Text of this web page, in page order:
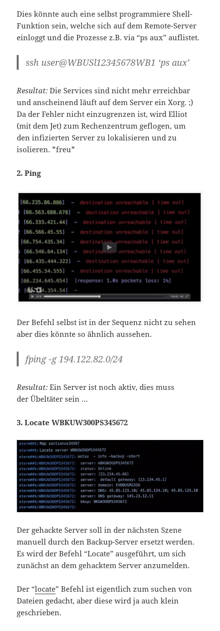
Dies könnte auch eine selbst programmiere Shell-
Funktion sein, welche sich auf dem Remote-Server
einloggt und die Prozesse z.B. via “ps aux” auflistet.
ssh user@WBUSl12345678WB1 ‘ps aux’
Resultat: Die Services sind nicht mehr erreichbar
und anscheinend läuft auf dem Server ein Xorg. ;)
Da der Fehler nicht einzugrenzen ist, wird Elliot
(mit dem Jet) zum Rechenzentrum geflogen, um
den infizierten Server zu lokalisieren und zu
isolieren. *freu*
2. Ping
Der Befehl selbst ist in der Sequenz nicht zu sehen
aber dies könnte so ähnlich aussehen.
fping -g 194.122.82.0/24
Resultat: Ein Server ist noch aktiv, dies muss
der Übeltäter sein …
3. Locate WBKUW300PS345672
Der gehackte Server soll in der nächsten Szene
manuell durch den Backup-Server ersetzt werden.
Es wird der Befehl “Locate” ausgeführt, um sich
zunächst an dem gehacktem Server anzumelden.
Der “locate” Befehl ist eigentlich zum suchen von
Dateien gedacht, aber diese wird ja auch klein
geschrieben.